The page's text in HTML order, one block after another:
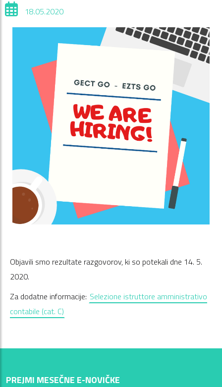
18.05.2020
Objavili smo rezultate razgovorov, ki so potekali dne 14. 5.
2020.
Za dodatne informacije: Selezione istruttore amministrativo
contabile (cat. C)
PREJMI MESEČNE E-NOVIČKE